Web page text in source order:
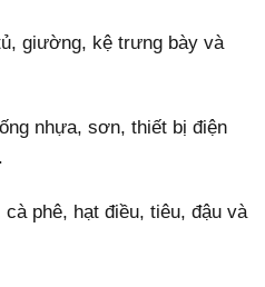
giường, kệ trưng bày và
nhựa, sơn, thiết bị điện
phê, hạt điều, tiêu, đậu và